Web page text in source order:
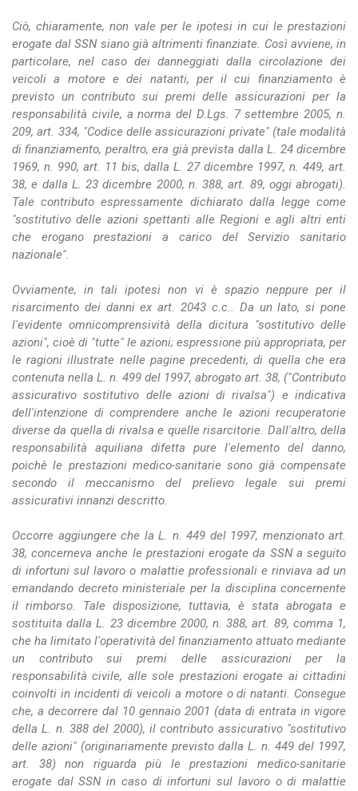
Ciò, chiaramente, non vale per le ipotesi in cui le prestazioni
erogate dal SSN siano già altrimenti finanziate. Così avviene, in
particolare, nel caso dei danneggiati dalla circolazione dei
veicoli a motore e dei natanti, per il cui finanziamento è
previsto un contributo sui premi delle assicurazioni per la
responsabilità civile, a norma del D.Lgs. 7 settembre 2005, n.
209, art. 334, "Codice delle assicurazioni private" (tale modalità
di finanziamento, peraltro, era già prevista dalla L. 24 dicembre
1969, n. 990, art. 11 bis, dalla L. 27 dicembre 1997, n. 449, art.
38, e dalla L. 23 dicembre 2000, n. 388, art. 89, oggi abrogati).
Tale contributo espressamente dichiarato dalla legge come
"sostitutivo delle azioni spettanti alle Regioni e agli altri enti
che erogano prestazioni a carico del Servizio sanitario
nazionale".
Ovviamente, in tali ipotesi non vi è spazio neppure per il
risarcimento dei danni ex art. 2043 c.c.. Da un lato, si pone
l'evidente omnicomprensività della dicitura "sostitutivo delle
azioni", cioè di "tutte" le azioni; espressione più appropriata, per
le ragioni illustrate nelle pagine precedenti, di quella che era
contenuta nella L. n. 499 del 1997, abrogato art. 38, ("Contributo
assicurativo sostitutivo delle azioni di rivalsa") e indicativa
dell'intenzione di comprendere anche le azioni recuperatorie
diverse da quella di rivalsa e quelle risarcitorie. Dall'altro, della
responsabilità aquiliana difetta pure l'elemento del danno,
poichè le prestazioni medico-sanitarie sono già compensate
secondo il meccanismo del prelievo legale sui premi
assicurativi innanzi descritto.
Occorre aggiungere che la L. n. 449 del 1997, menzionato art.
38, concerneva anche le prestazioni erogate da SSN a seguito
di infortuni sul lavoro o malattie professionali e rinviava ad un
emandando decreto ministeriale per la disciplina concernente
il rimborso. Tale disposizione, tuttavia, è stata abrogata e
sostituita dalla L. 23 dicembre 2000, n. 388, art. 89, comma 1,
che ha limitato l'operatività del finanziamento attuato mediante
un contributo sui premi delle assicurazioni per la
responsabilità civile, alle sole prestazioni erogate ai cittadini
coinvolti in incidenti di veicoli a motore o di natanti. Consegue
che, a decorrere dal 10 gennaio 2001 (data di entrata in vigore
della L. n. 388 del 2000), il contributo assicurativo "sostitutivo
delle azioni" (originariamente previsto dalla L. n. 449 del 1997,
art. 38) non riguarda più le prestazioni medico-sanitarie
erogate dal SSN in caso di infortuni sul lavoro o di malattie